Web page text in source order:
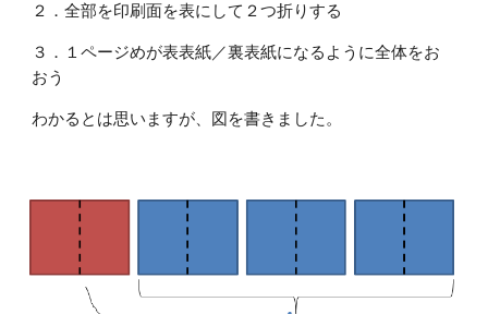
２．全部を印刷面を表にして２つ折りする
３．１ページめが表表紙／裏表紙になるように全体をお
おう
わかるとは思いますが、図を書きました。